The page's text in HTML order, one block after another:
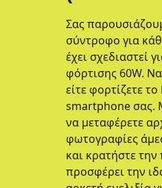
Σας
σύντροφο για
έχει σχεδιαστεί
φόρτισης 60W.
είτε φορτίζετε
smartphone σας.
να μεταφέρετε
φωτογραφίες
και κρατήστε
προσφέρει την